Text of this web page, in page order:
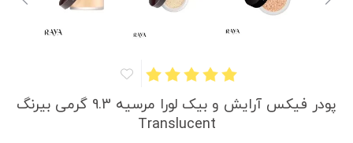
پودر فیکس آرایش و بیک لورا مرسیه 9.3 گرمی بیرنگ
Translucent